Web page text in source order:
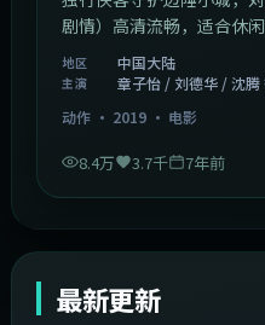
剧情）高清流畅，适合休闲
地区 中国大陆
主演
章子怡 / 刘德华 / 沈腾
动作· 2019· 电影
8.4万 3.7千 7年前
最新更新